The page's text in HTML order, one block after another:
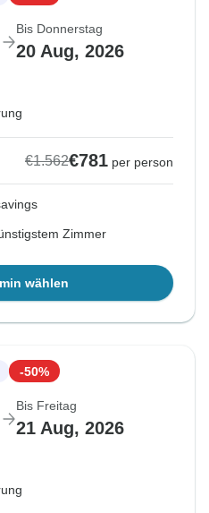
Bis Donnerstag
20 Aug, 2026
€1.562€781 per person
Zimmer
wählen
-50%
Bis Freitag
21 Aug, 2026